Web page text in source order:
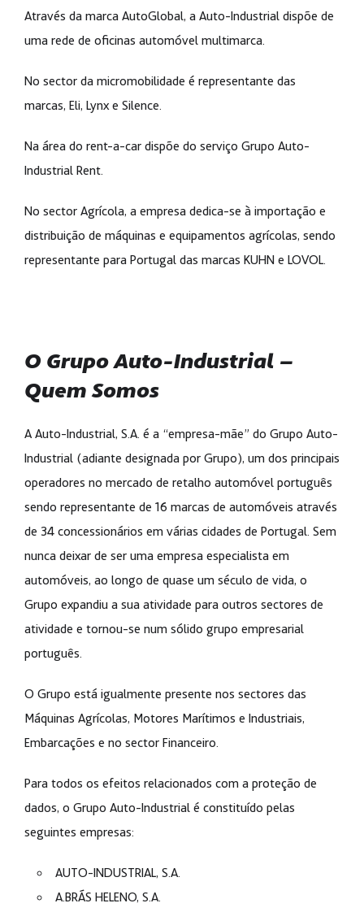
Através da marca AutoGlobal, a Auto-Industrial dispõe de
uma rede de oficinas automóvel multimarca.
No sector da micromobilidade é representante das
marcas, Eli, Lynx e Silence.
Na área do rent-a-car dispõe do serviço Grupo Auto-
Industrial Rent.
No sector Agrícola, a empresa dedica-se à importação e
distribuição de máquinas e equipamentos agrícolas, sendo
representante para Portugal das marcas KUHN e LOVOL.
O Grupo Auto-Industrial –
Quem Somos
A Auto-Industrial, S.A. é a “empresa-mãe” do Grupo Auto-
Industrial (adiante designada por Grupo), um dos principais
operadores no mercado de retalho automóvel português
sendo representante de 16 marcas de automóveis através
de 34 concessionários em várias cidades de Portugal. Sem
nunca deixar de ser uma empresa especialista em
automóveis, ao longo de quase um século de vida, o
Grupo expandiu a sua atividade para outros sectores de
atividade e tornou-se num sólido grupo empresarial
português.
O Grupo está igualmente presente nos sectores das
Máquinas Agrícolas, Motores Marítimos e Industriais,
Embarcações e no sector Financeiro.
Para todos os efeitos relacionados com a proteção de
dados, o Grupo Auto-Industrial é constituído pelas
seguintes empresas:
AUTO-INDUSTRIAL, S.A.
A.BRÁS HELENO, S.A.